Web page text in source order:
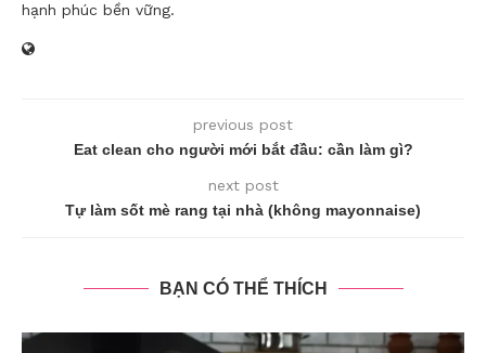
hạnh phúc bền vững.
previous post
Eat clean cho người mới bắt đầu: cần làm gì?
next post
Tự làm sốt mè rang tại nhà (không mayonnaise)
BẠN CÓ THỂ THÍCH